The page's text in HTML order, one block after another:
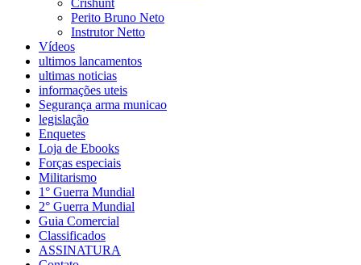
Crishunt
Perito Bruno Neto
Instrutor Netto
Vídeos
ultimos lancamentos
ultimas noticias
informações uteis
Segurança arma municao
legislação
Enquetes
Loja de Ebooks
Forças especiais
Militarismo
1° Guerra Mundial
2° Guerra Mundial
Guia Comercial
Classificados
ASSINATURA